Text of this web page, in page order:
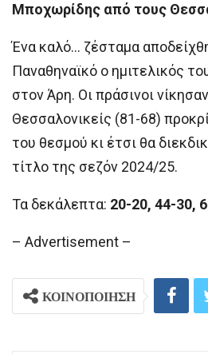
Μποχωρίδης από τους
Ένα καλό… ζέσταμα
Παναθηναϊκό ο ημιτελικός
στον Άρη. Οι πράσινοι νίκησαν
Θεσσαλονικείς (81-68)
του θεσμού κι έτσι θα
τίτλο της σεζόν 2024/25.
Τα δεκάλεπτα: 20-20, 44-30,
– Advertisement –
ΚΟΙΝΟΠΟΙΗΣΗ